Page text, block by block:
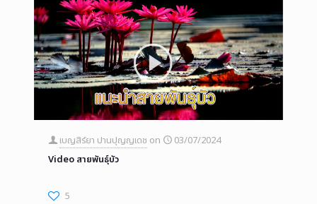
เบญสิร์ยา ปานปุญญเดช on
03/07/2024
Video สายพันธุ์บัว
5